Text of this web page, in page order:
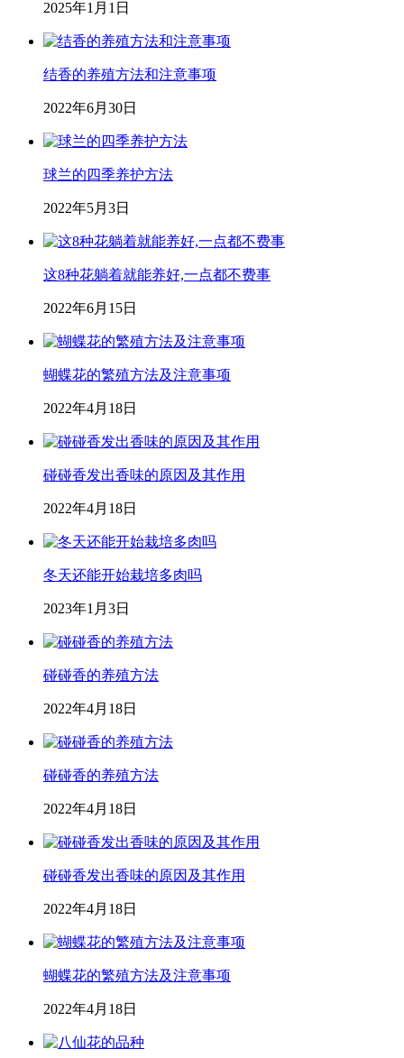
2025年1月1日
结香的养殖方法和注意事项
2022年6月30日
球兰的四季养护方法
2022年5月3日
这8种花躺着就能养好,一点都不费事
2022年6月15日
蝴蝶花的繁殖方法及注意事项
2022年4月18日
碰碰香发出香味的原因及其作用
2022年4月18日
冬天还能开始栽培多肉吗
2023年1月3日
碰碰香的养殖方法
2022年4月18日
碰碰香的养殖方法
2022年4月18日
碰碰香发出香味的原因及其作用
2022年4月18日
蝴蝶花的繁殖方法及注意事项
2022年4月18日